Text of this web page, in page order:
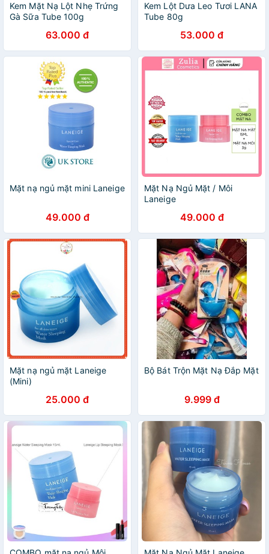
Kem Mặt Nạ Lột Nhẹ Trứng
Gà Sữa Tube 100g
63.000 đ
Kem Lột Dưa Leo Tươi LANA
Tube 80g
53.000 đ
Mặt nạ ngủ mặt mini Laneige
49.000 đ
Mặt Nạ Ngủ Mặt / Môi
Laneige
49.000 đ
Mặt nạ ngủ mặt Laneige
(Mini)
25.000 đ
Bộ Bát Trộn Mặt Nạ Đắp Mặt
9.999 đ